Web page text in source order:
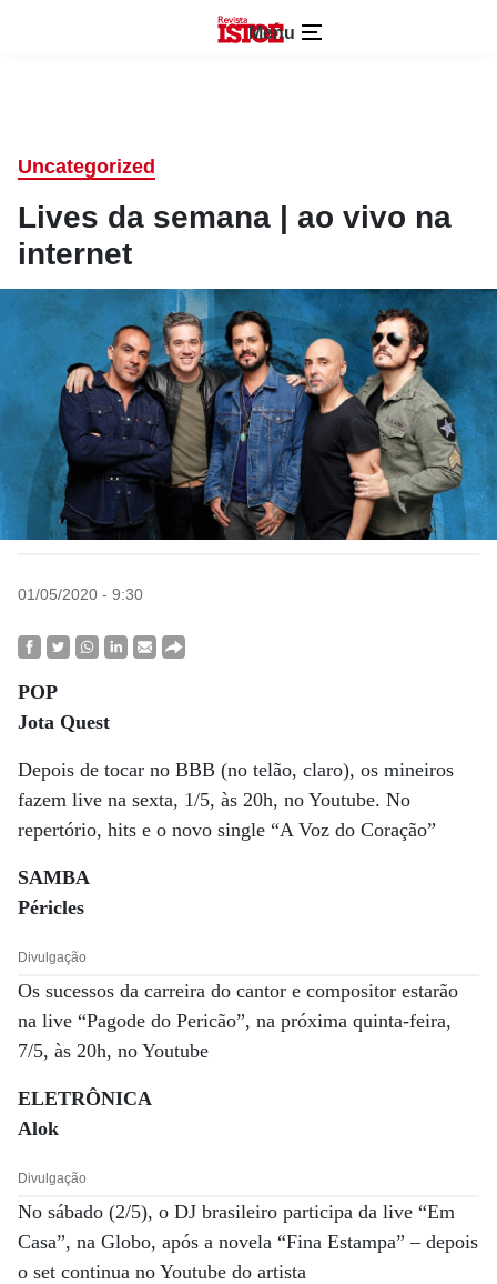
Menu
Uncategorized
Lives da semana | ao vivo na
internet
01/05/2020 - 9:30
POP
Jota Quest
Depois de tocar no BBB (no telão, claro), os mineiros
fazem live na sexta, 1/5, às 20h, no Youtube. No
repertório, hits e o novo single “A Voz do Coração”
SAMBA
Péricles
Divulgação
Os sucessos da carreira do cantor e compositor estarão
na live “Pagode do Pericão”, na próxima quinta-feira,
7/5, às 20h, no Youtube
ELETRÔNICA
Alok
Divulgação
No sábado (2/5), o DJ brasileiro participa da live “Em
Casa”, na Globo, após a novela “Fina Estampa” – depois
o set continua no Youtube do artista